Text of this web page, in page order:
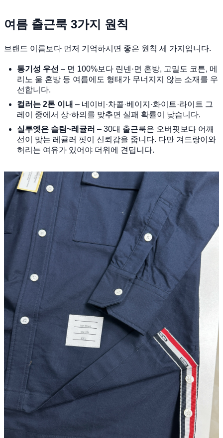
여름 출근룩 3가지 원칙
브랜드 이름보다 먼저 기억하시면 좋은 원칙 세 가지입니다.
통기성 우선 – 면 100%보다 린넨·면 혼방, 고밀도 코튼, 메
리노 울 혼방 등 여름에도 형태가 무너지지 않는 소재를 우
선합니다.
컬러는 2톤 이내 – 네이비·차콜·베이지·화이트·라이트 그
레이 중에서 상·하의를 맞추면 실패 확률이 낮습니다.
실루엣은 슬림~레귤러 – 30대 출근룩은 오버핏보다 어깨
선이 맞는 레귤러 핏이 신뢰감을 줍니다. 다만 겨드랑이와
허리는 여유가 있어야 더위에 견딥니다.